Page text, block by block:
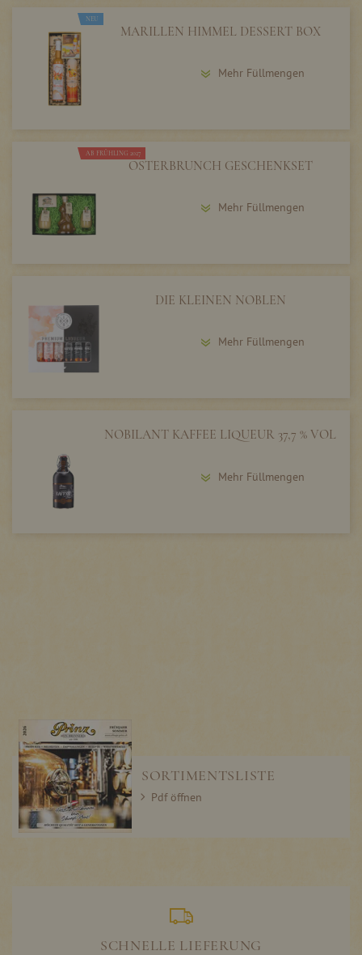
NEU
MARILLEN HIMMEL DESSERT BOX
Mehr Füllmengen
AB FRÜHLING 2027
OSTERBRUNCH GESCHENKSET
Mehr Füllmengen
DIE KLEINEN NOBLEN
Mehr Füllmengen
NOBILANT KAFFEE LIQUEUR 37,7 % VOL
Mehr Füllmengen
SORTIMENTSLISTE
Pdf öffnen
SCHNELLE LIEFERUNG